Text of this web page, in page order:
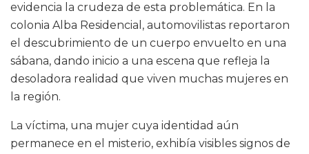
evidencia la crudeza de esta problemática. En la
colonia Alba Residencial, automovilistas reportaron
el descubrimiento de un cuerpo envuelto en una
sábana, dando inicio a una escena que refleja la
desoladora realidad que viven muchas mujeres en
la región.
La víctima, una mujer cuya identidad aún
permanece en el misterio, exhibía visibles signos de